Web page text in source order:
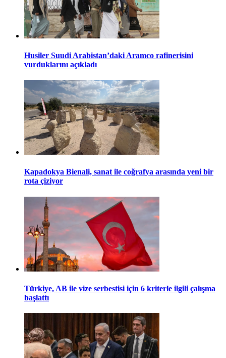
Husiler Suudi Arabistan’daki Aramco rafinerisini
vurduklarını açıkladı
Kapadokya Bienali, sanat ile coğrafya arasında yeni bir
rota çiziyor
Türkiye, AB ile vize serbestisi için 6 kriterle ilgili çalışma
başlattı